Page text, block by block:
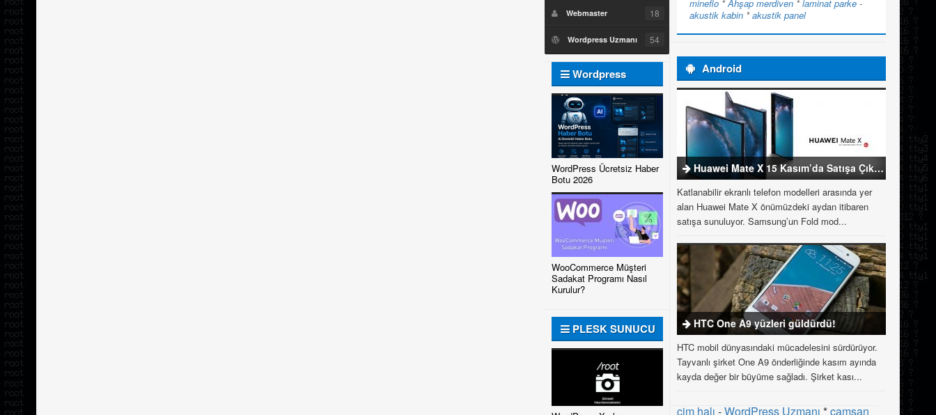
Webmaster 18
Wordpress Uzmanı 54
Wordpress
Uzmanı
WordPress Ücretsiz Haber
Botu 2026
WooCommerce Müşteri
Sadakat Programı Nasıl
Kurulur?
PLESK SUNUCU
mineflo *Ahşap merdiven *laminat parke -
akustik kabin *akustik panel
Android
Huawei Mate X 15 Kasım’da Satışa Çıkıyor
Katlanabilir ekranlı telefon modelleri arasında yer
alan Huawei Mate X önümüzdeki aydan itibaren
satışa sunuluyor. Samsung’un Fold mod...
HTC One A9 yüzleri güldürdü!
HTC mobil dünyasındaki mücadelesini sürdürüyor.
Tayvanlı şirket One A9 önderliğinde kasım ayında
kayda değer bir büyüme sağladı. Şirket kası...
çim halı -WordPress Uzmanı *çamsan